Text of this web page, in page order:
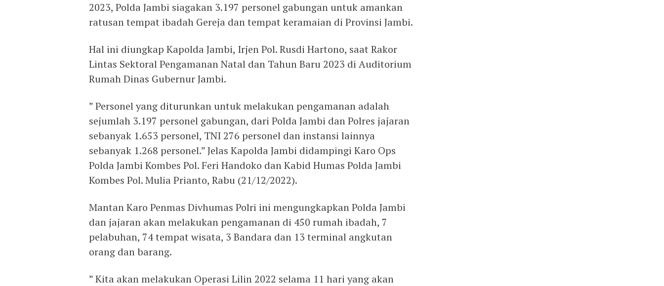
2023, Polda Jambi siagakan 3.197 personel gabungan untuk amankan
ratusan tempat ibadah Gereja dan tempat keramaian di Provinsi Jambi.
Hal ini diungkap Kapolda Jambi, Irjen Pol. Rusdi Hartono, saat Rakor
Lintas Sektoral Pengamanan Natal dan Tahun Baru 2023 di Auditorium
Rumah Dinas Gubernur Jambi.
” Personel yang diturunkan untuk melakukan pengamanan adalah
sejumlah 3.197 personel gabungan, dari Polda Jambi dan Polres jajaran
sebanyak 1.653 personel, TNI 276 personel dan instansi lainnya
sebanyak 1.268 personel.” Jelas Kapolda Jambi didampingi Karo Ops
Polda Jambi Kombes Pol. Feri Handoko dan Kabid Humas Polda Jambi
Kombes Pol. Mulia Prianto, Rabu (21/12/2022).
Mantan Karo Penmas Divhumas Polri ini mengungkapkan Polda Jambi
dan jajaran akan melakukan pengamanan di 450 rumah ibadah, 7
pelabuhan, 74 tempat wisata, 3 Bandara dan 13 terminal angkutan
orang dan barang.
” Kita akan melakukan Operasi Lilin 2022 selama 11 hari yang akan